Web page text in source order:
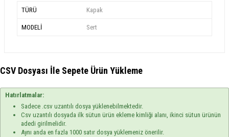
TÜRÜ Kapak
MODELİ Sert
CSV Dosyası İle Sepete Ürün Yükleme
Hatırlatmalar:
Sadece .csv uzantılı dosya yüklenebilmektedir.
Csv uzantılı dosyada ilk sütun ürün ekleme kimliği alanı, ikinci sütun ürünün
adedi girilmelidir.
Aynı anda en fazla 1000 satır dosya yüklemeniz önerilir.